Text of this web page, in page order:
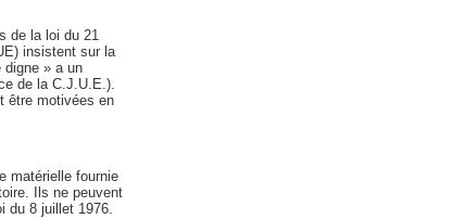
de la loi du 21
insistent sur la
digne » a un
de la C.J.U.E.).
être motivées en
matérielle fournie
Ils ne peuvent
du 8 juillet 1976.